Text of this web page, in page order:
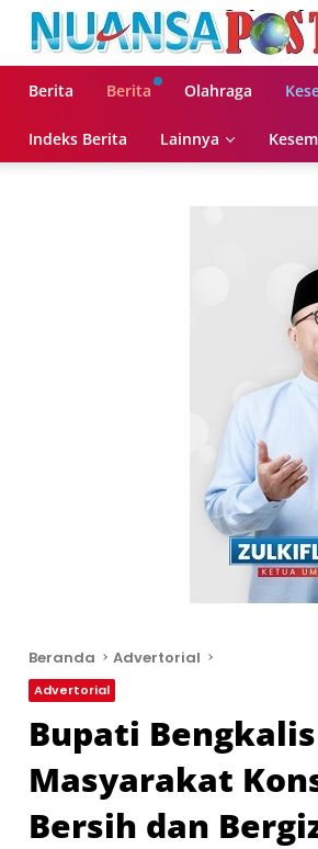
Berita Berita Olahraga
Indeks Berita Lainnya
Beranda Advertorial
Advertorial
Bupati
Masyarakat
Bersih dan